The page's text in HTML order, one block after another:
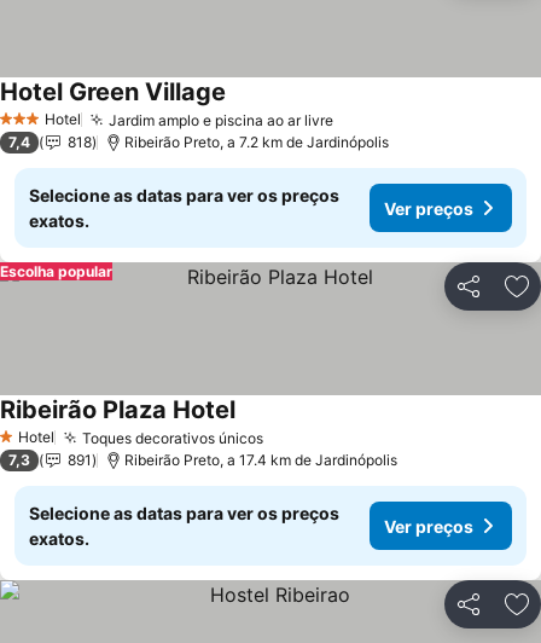
3 EstrelasHotel Jardim amplo e piscina ao ar livre
Hotel Green Village
7,4 818 Ribeirão Preto, a 7.2 km de Jardinópolis
Selecione as datas para ver os preços
exatos.
Ver preços
Partilhar
Escolha popular
1 Estrelas
Hotel Toques decorativos únicos
Ribeirão Plaza Hotel
7,3 891 Ribeirão Preto, a 17.4 km de Jardinópolis
Selecione as datas para ver os preços
exatos.
Ver preços
Partilhar